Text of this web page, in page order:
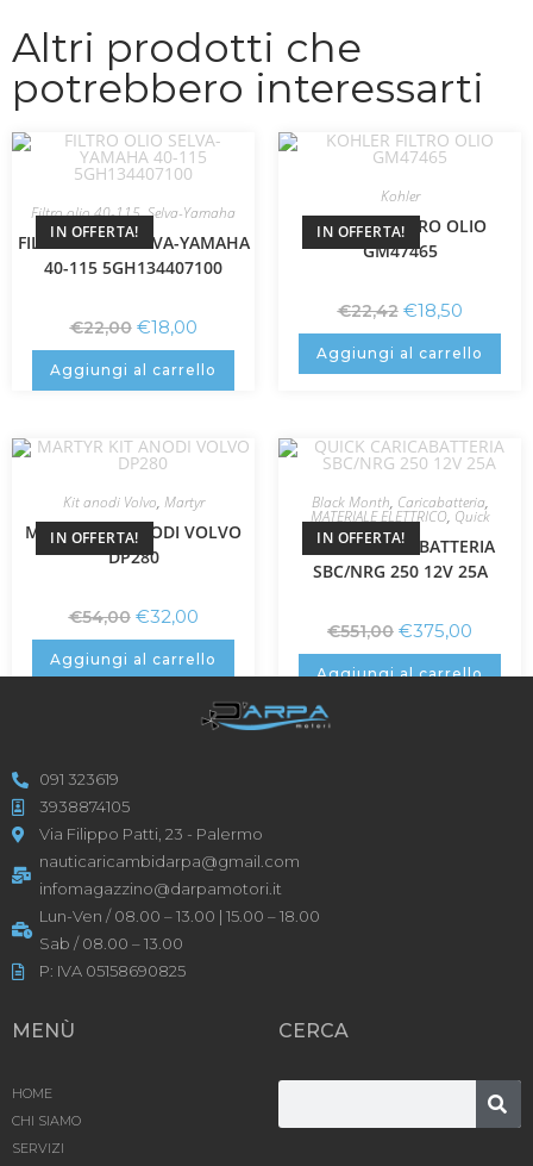
Altri prodotti che
potrebbero interessarti
IN OFFERTA!
Filtro olio 40-115,Selva-Yamaha
FILTRO OLIO SELVA-YAMAHA
40-115 5GH134407100
€22,00 €18,00
Aggiungi al carrello
IN OFFERTA!
Kohler
KOHLER FILTRO OLIO
GM47465
€22,42 €18,50
Aggiungi al carrello
IN OFFERTA!
Kit anodi Volvo, Martyr
MARTYR KIT ANODI VOLVO
DP280
€54,00 €32,00
Aggiungi al carrello
IN OFFERTA!
Black Month, Caricabatteria,
MATERIALE ELETTRICO, Quick
QUICK CARICABATTERIA
SBC/NRG 250 12V 25A
€551,00 €375,00
Aggiungi al carrello
091 323619
3938874105
Via Filippo Patti, 23 - Palermo
nauticaricambidarpa@gmail.com
infomagazzino@darpamotori.it
Lun-Ven / 08.00 – 13.00 | 15.00 – 18.00
Sab / 08.00 – 13.00
P: IVA 05158690825
MENÙ
HOME
CHI SIAMO
SERVIZI
CERCA